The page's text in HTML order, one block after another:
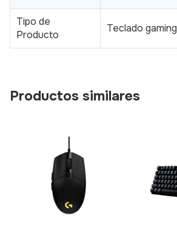
Tipo de
Producto
Teclado gaming
Productos similares